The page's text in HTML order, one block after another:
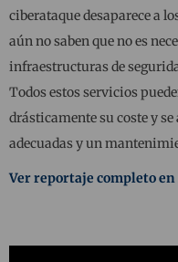
ciberataque desaparece a
aún no saben que no es
infraestructuras de
Todos estos servicios
drásticamente su coste y
adecuadas y un
Ver reportaje completo en